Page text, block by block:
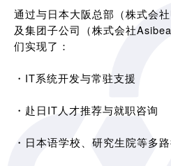
通过与日本大阪总部（株式会
及集团子公司（株式会社
们实现了：
・IT系统开发与常驻支援
・赴日IT人才推荐与就职咨询
・日本语学校、研究生院等多